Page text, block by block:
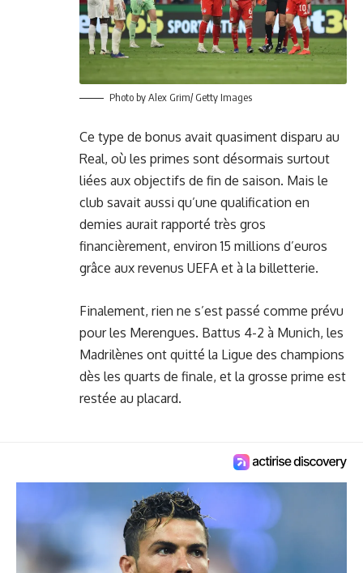
Photo by Alex Grim/ Getty Images
Ce type de bonus avait quasiment disparu au
Real, où les primes sont désormais surtout
liées aux objectifs de fin de saison. Mais le
club savait aussi qu’une qualification en
demies aurait rapporté très gros
financièrement, environ 15 millions d’euros
grâce aux revenus UEFA et à la billetterie.
Finalement, rien ne s’est passé comme prévu
pour les Merengues. Battus 4-2 à Munich, les
Madrilènes ont quitté la Ligue des champions
dès les quarts de finale, et la grosse prime est
restée au placard.